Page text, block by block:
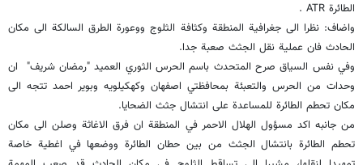
الطائرة ATR .
واضاف: نظرا الى جغرافية المنطقة وكثافة الثلوج ووعورة الطرق السالكة الى مكان
الحادث فان عملية نقل الجثث صعبة جدا.
وفي نفس السياق صرح المتحدث باسم الحرس الثوري العميد "رمضان شريف" ان
وحدات من الحرس والتعبئة بمحافظتي اصفهان وكهكيلويه وبوير احمد تتجه الى
مكان تحطم الطائرة للمساعدة على انتشال جثث الضحايا.
من جانبه اكد مسؤول الهلال الاحمر في المنطقة ان فرق الاغاثة وصلن الى مكان
تحطم الطائرة بانتشال الجثث من بين حطان الطائرة ووضعها في اغطية خاصة